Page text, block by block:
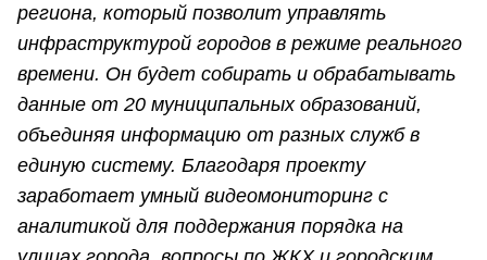
региона, который позволит управлять
инфраструктурой городов в режиме реального
времени. Он будет собирать и обрабатывать
данные от 20 муниципальных образований,
объединяя информацию от разных служб в
единую систему. Благодаря проекту
заработает умный видеомониторинг с
аналитикой для поддержания порядка на